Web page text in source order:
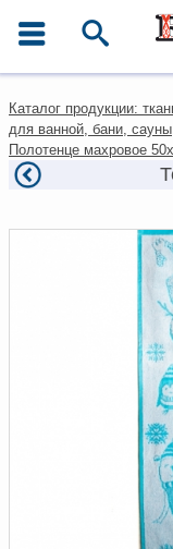
Каталог
Ткани
Домашний
Одежда
Текстиль для
Текстильная
Условия работы
Оплата и
Как оформить
Доверенность на
получение груза
Документы по работе
Каталог продукции:
для ванной, бани, сауны
Полотенце махровое